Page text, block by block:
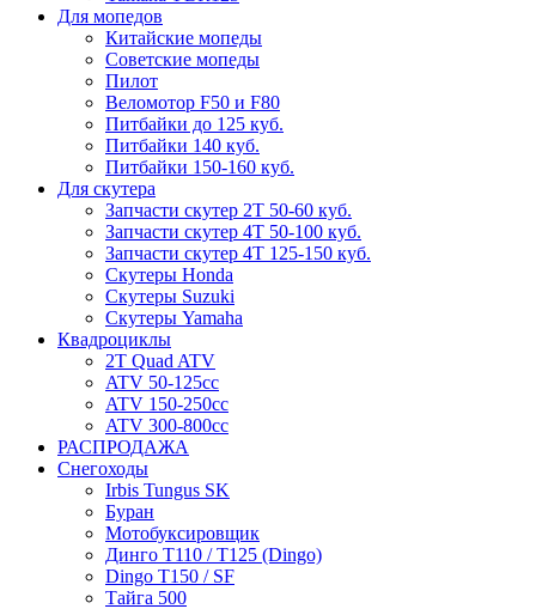
Для мопедов
Китайские мопеды
Советские мопеды
Пилот
Веломотор F50 и F80
Питбайки до 125 куб.
Питбайки 140 куб.
Питбайки 150-160 куб.
Для скутера
Запчасти скутер 2Т 50-60 куб.
Запчасти скутер 4Т 50-100 куб.
Запчасти скутер 4Т 125-150 куб.
Скутеры Honda
Скутеры Suzuki
Скутеры Yamaha
Квадроциклы
2T Quad ATV
ATV 50-125cc
ATV 150-250cc
ATV 300-800cc
РАСПРОДАЖА
Снегоходы
Irbis Tungus SK
Буран
Мотобуксировщик
Динго T110 / T125 (Dingo)
Dingo T150 / SF
Тайга 500